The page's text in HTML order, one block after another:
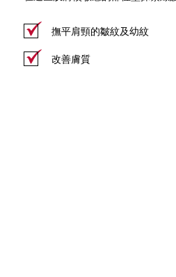
撫平肩頸的皺紋及幼紋
改善膚質